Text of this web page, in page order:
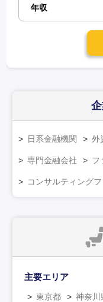
日系金融機関 外
専門金融会社 フ
コンサルティング
主要エリア
東京都 神奈川